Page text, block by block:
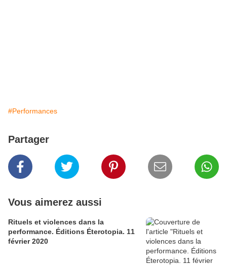
#Performances
Partager
Vous aimerez aussi
Rituels et violences dans la
performance. Éditions Éterotopia. 11
février 2020